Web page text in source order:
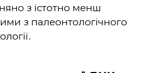
з істотно менш
з палеонтологічного